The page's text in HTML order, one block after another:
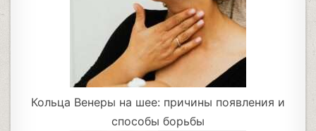
Кольца Венеры на шее: причины появления и
способы борьбы